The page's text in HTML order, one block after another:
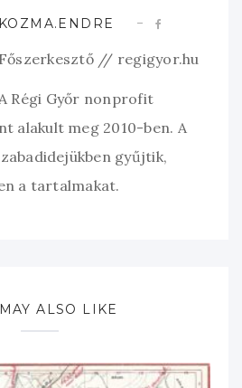
KOZMA.ENDRE
Főszerkesztő // regigyor.hu
A Régi Győr nonprofit
alakult meg 2010-ben. A
gyűjtik,
a tartalmakat.
ALSO LIKE